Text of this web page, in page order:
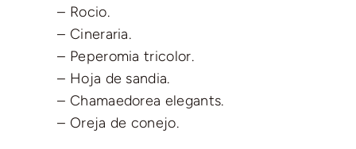
– Rocio.
– Cineraria.
– Peperomia tricolor.
– Hoja de sandia.
– Chamaedorea elegants.
– Oreja de conejo.